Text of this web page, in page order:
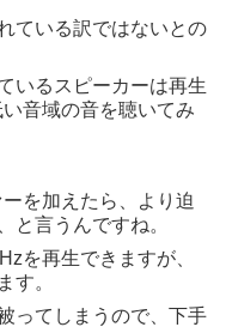
ている訳ではないとの
いるスピーカーは再生
音域の音を聴いてみ
を加えたら、より迫
と言うんですね。
を再生できますが、
す。
ってしまうので、下手